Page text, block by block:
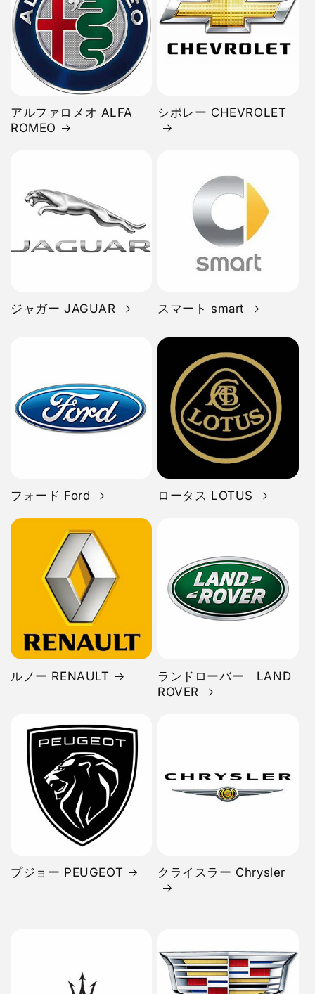
アルファロメオ ALFA
ROMEO
シボレー CHEVROLET
ジャガー JAGUAR スマート smart
フォード Ford ロータス LOTUS
ルノー RENAULT
ランドローバー LAND
ROVER
プジョー PEUGEOT クライスラー Chrysler